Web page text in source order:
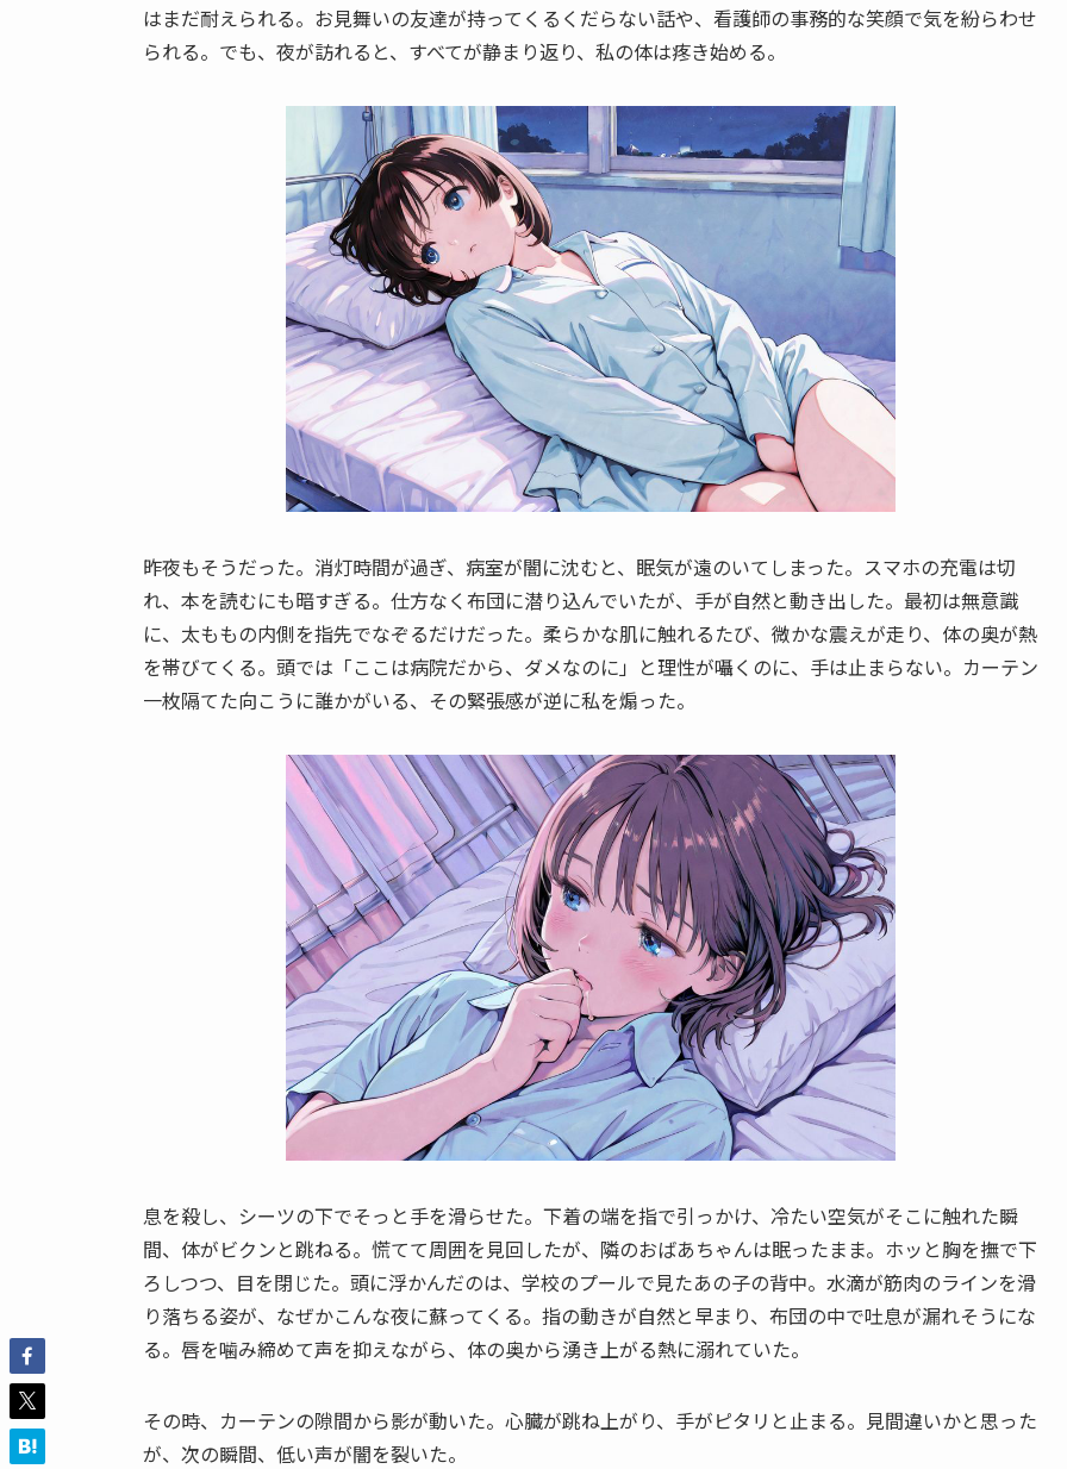
はまだ耐えられる。お見舞いの友達が持ってくるくだらない話や、看護師の事務的な笑顔で気を紛らわせ
られる。でも、夜が訪れると、すべてが静まり返り、私の体は疼き始める。
昨夜もそうだった。消灯時間が過ぎ、病室が闇に沈むと、眠気が遠のいてしまった。スマホの充電は切
れ、本を読むにも暗すぎる。仕方なく布団に潜り込んでいたが、手が自然と動き出した。最初は無意識
に、太ももの内側を指先でなぞるだけだった。柔らかな肌に触れるたび、微かな震えが走り、体の奥が熱
を帯びてくる。頭では「ここは病院だから、ダメなのに」と理性が囁くのに、手は止まらない。カーテン
一枚隔てた向こうに誰かがいる、その緊張感が逆に私を煽った。
息を殺し、シーツの下でそっと手を滑らせた。下着の端を指で引っかけ、冷たい空気がそこに触れた瞬
間、体がビクンと跳ねる。慌てて周囲を見回したが、隣のおばあちゃんは眠ったまま。ホッと胸を撫で下
ろしつつ、目を閉じた。頭に浮かんだのは、学校のプールで見たあの子の背中。水滴が筋肉のラインを滑
り落ちる姿が、なぜかこんな夜に蘇ってくる。指の動きが自然と早まり、布団の中で吐息が漏れそうにな
る。唇を噛み締めて声を抑えながら、体の奥から湧き上がる熱に溺れていた。
その時、カーテンの隙間から影が動いた。心臓が跳ね上がり、手がピタリと止まる。見間違いかと思った
が、次の瞬間、低い声が闇を裂いた。